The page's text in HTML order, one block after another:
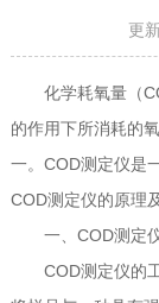
更
化学耗氧量（
的作用下所消耗的
一。COD测定仪是
COD测定仪的原理
一、COD测定
COD测定仪的工